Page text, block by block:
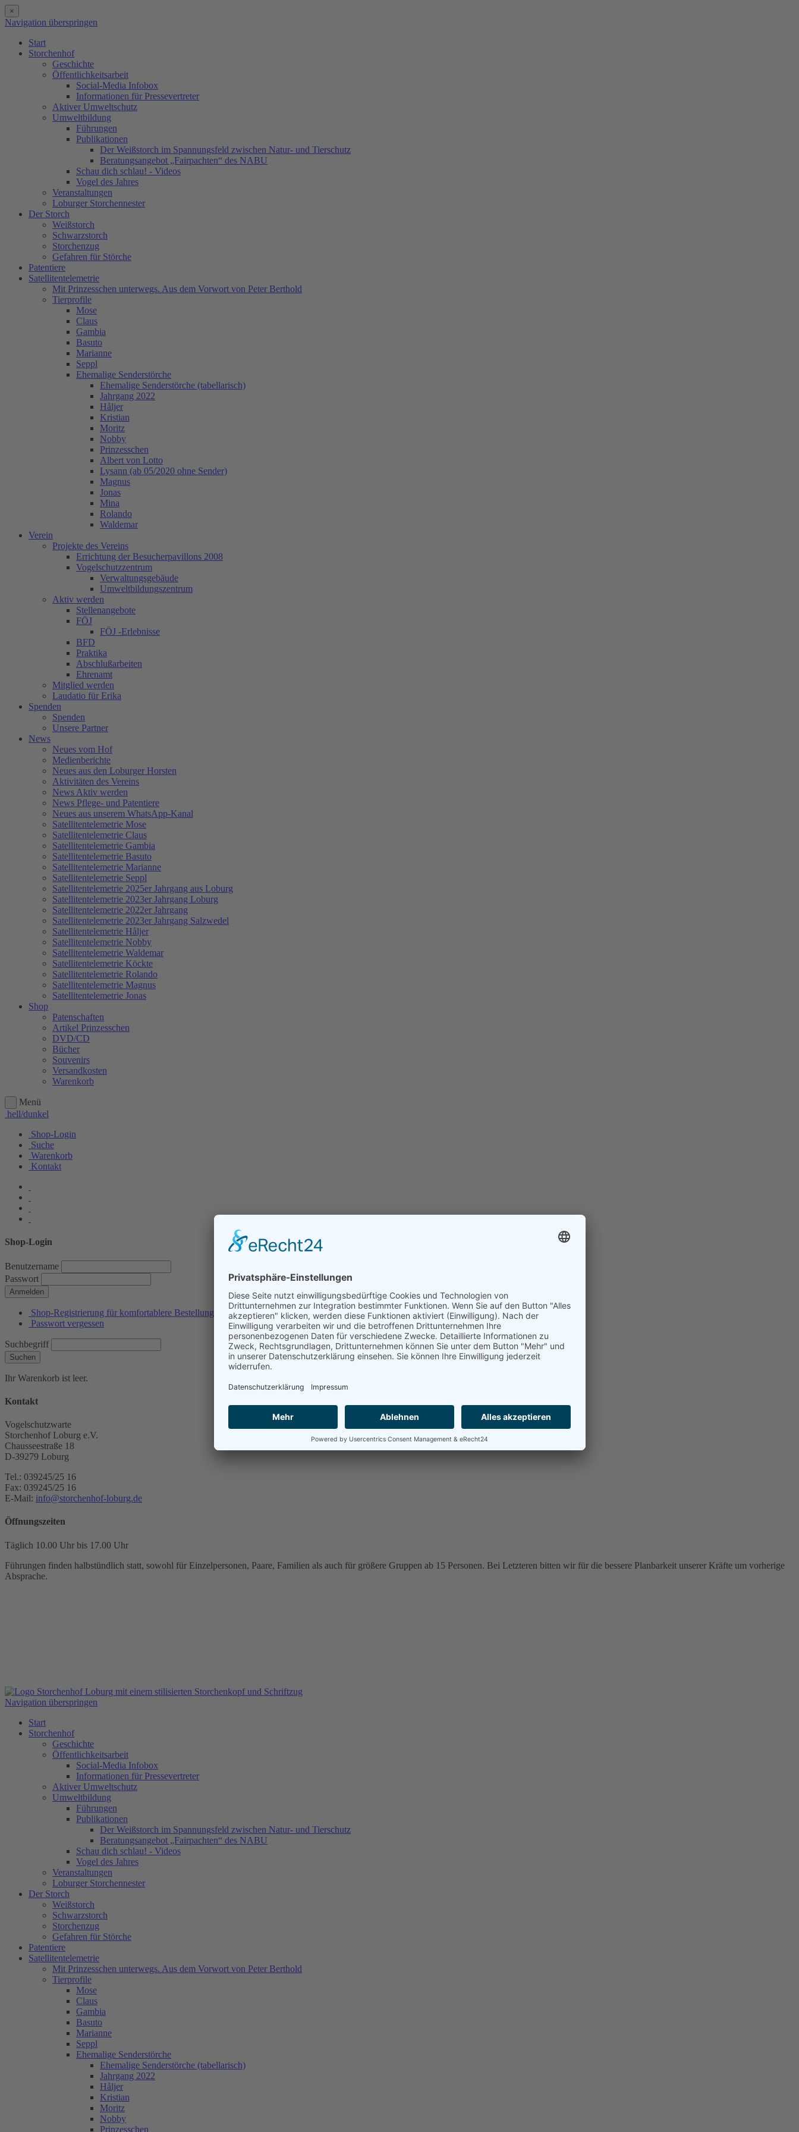
×
Navigation überspringen
Start
Storchenhof
Geschichte
Öffentlichkeitsarbeit
Social-Media Infobox
Informationen für Pressevertreter
Aktiver Umweltschutz
Umweltbildung
Führungen
Publikationen
Der Weißstorch im Spannungsfeld zwischen Natur- und Tierschutz
Beratungsangebot „Fairpachten“ des NABU
Schau dich schlau! - Videos
Vogel des Jahres
Veranstaltungen
Loburger Storchennester
Der Storch
Weißstorch
Schwarzstorch
Storchenzug
Gefahren für Störche
Patentiere
Satellitentelemetrie
Mit Prinzesschen unterwegs. Aus dem Vorwort von Peter Berthold
Tierprofile
Mose
Claus
Gambia
Basuto
Marianne
Seppl
Ehemalige Senderstörche
Ehemalige Senderstörche (tabellarisch)
Jahrgang 2022
Håljer
Kristian
Moritz
Nobby
Prinzesschen
Albert von Lotto
Lysann (ab 05/2020 ohne Sender)
Magnus
Jonas
Mina
Rolando
Waldemar
Verein
Projekte des Vereins
Errichtung der Besucherpavillons 2008
Vogelschutzzentrum
Verwaltungsgebäude
Umweltbildungszentrum
Aktiv werden
Stellenangebote
FÖJ
FÖJ -Erlebnisse
BFD
Praktika
Abschlußarbeiten
Ehrenamt
Mitglied werden
Laudatio für Erika
Spenden
Spenden
Unsere Partner
News
Neues vom Hof
Medienberichte
Neues aus den Loburger Horsten
Aktivitäten des Vereins
News Aktiv werden
News Pflege- und Patentiere
Neues aus unserem WhatsApp-Kanal
Satellitentelemetrie Mose
Satellitentelemetrie Claus
Satellitentelemetrie Gambia
Satellitentelemetrie Basuto
Satellitentelemetrie Marianne
Satellitentelemetrie Seppl
Satellitentelemetrie 2025er Jahrgang aus Loburg
Satellitentelemetrie 2023er Jahrgang Loburg
Satellitentelemetrie 2022er Jahrgang
Satellitentelemetrie 2023er Jahrgang Salzwedel
Satellitentelemetrie Håljer
Satellitentelemetrie Nobby
Satellitentelemetrie Waldemar
Satellitentelemetrie Köckte
Satellitentelemetrie Rolando
Satellitentelemetrie Magnus
Satellitentelemetrie Jonas
Shop
Patenschaften
Artikel Prinzesschen
DVD/CD
Bücher
Souvenirs
Versandkosten
Warenkorb
Menü
hell/dunkel
Shop-Login
Suche
Warenkorb
Kontakt
Shop-Login
Benutzername
Passwort
Anmelden
Shop-Registrierung für komfortablere Bestellungen
Passwort vergessen
Suchbegriff
Suchen
Ihr Warenkorb ist leer.
Kontakt
Vogelschutzwarte
Storchenhof Loburg e.V.
Chausseestraße 18
D-39279 Loburg
Tel.: 039245/25 16
Fax: 039245/25 16
E-Mail: info@storchenhof-loburg.de
Öffnungszeiten
Täglich 10.00 Uhr bis 17.00 Uhr
Führungen finden halbstündlich statt, sowohl für Einzelpersonen, Paare, Familien als auch für größere Gruppen ab 15 Personen. Bei Letzteren bitten wir für die bessere Planbarkeit unserer Kräfte um vorherige
Absprache.
Navigation überspringen
Start
Storchenhof
Geschichte
Öffentlichkeitsarbeit
Social-Media Infobox
Informationen für Pressevertreter
Aktiver Umweltschutz
Umweltbildung
Führungen
Publikationen
Der Weißstorch im Spannungsfeld zwischen Natur- und Tierschutz
Beratungsangebot „Fairpachten“ des NABU
Schau dich schlau! - Videos
Vogel des Jahres
Veranstaltungen
Loburger Storchennester
Der Storch
Weißstorch
Schwarzstorch
Storchenzug
Gefahren für Störche
Patentiere
Satellitentelemetrie
Mit Prinzesschen unterwegs. Aus dem Vorwort von Peter Berthold
Tierprofile
Mose
Claus
Gambia
Basuto
Marianne
Seppl
Ehemalige Senderstörche
Ehemalige Senderstörche (tabellarisch)
Jahrgang 2022
Håljer
Kristian
Moritz
Nobby
Prinzesschen